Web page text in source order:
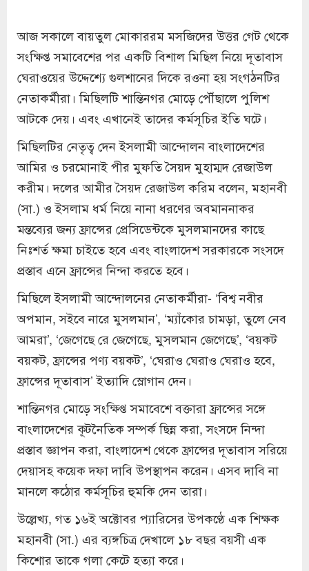
আজ সকালে বায়তুল মোকাররম মসজিদের উত্তর গেট থেকে
সংক্ষিপ্ত সমাবেশের পর একটি বিশাল মিছিল নিয়ে দূতাবাস
ঘেরাওয়ের উদ্দেশ্যে গুলশানের দিকে রওনা হয় সংগঠনটির
নেতাকর্মীরা। মিছিলটি শান্তিনগর মোড়ে পৌঁছালে পুলিশ
আটকে দেয়। এবং এখানেই তাদের কর্মসূচির ইতি ঘটে।
মিছিলটির নেতৃত্ব দেন ইসলামী আন্দোলন বাংলাদেশের
আমির ও চরমোনাই পীর মুফতি সৈয়দ মুহাম্মদ রেজাউল
করীম। দলের আমীর সৈয়দ রেজাউল করিম বলেন, মহানবী
(সা.) ও ইসলাম ধর্ম নিয়ে নানা ধরণের অবমাননাকর
মন্তব্যের জন্য ফ্রান্সের প্রেসিডেন্টকে মুসলমানদের কাছে
নিঃশর্ত ক্ষমা চাইতে হবে এবং বাংলাদেশ সরকারকে সংসদে
প্রস্তাব এনে ফ্রান্সের নিন্দা করতে হবে।
মিছিলে ইসলামী আন্দোলনের নেতাকর্মীরা- ‘বিশ্ব নবীর
অপমান, সইবে নারে মুসলমান’, ‘ম্যাঁকোর চামড়া, তুলে নেব
আমরা’, ‘জেগেছে রে জেগেছে, মুসলমান জেগেছে’, ‘বয়কট
বয়কট, ফ্রান্সের পণ্য বয়কট’, ‘ঘেরাও ঘেরাও ঘেরাও হবে,
ফ্রান্সের দূতাবাস’ ইত্যাদি স্লোগান দেন।
শান্তিনগর মোড়ে সংক্ষিপ্ত সমাবেশে বক্তারা ফ্রান্সের সঙ্গে
বাংলাদেশের কূটনৈতিক সম্পর্ক ছিন্ন করা, সংসদে নিন্দা
প্রস্তাব জ্ঞাপন করা, বাংলাদেশ থেকে ফ্রান্সের দূতাবাস সরিয়ে
দেয়াসহ কয়েক দফা দাবি উপস্থাপন করেন। এসব দাবি না
মানলে কঠোর কর্মসূচির হুমকি দেন তারা।
উল্লেখ্য, গত ১৬ই অক্টোবর প্যারিসের উপকণ্ঠে এক শিক্ষক
মহানবী (সা.) এর ব্যঙ্গচিত্র দেখালে ১৮ বছর বয়সী এক
কিশোর তাকে গলা কেটে হত্যা করে।